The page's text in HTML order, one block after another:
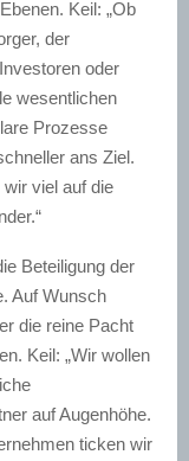
Keil: „Ob
der
oder
wesentlichen
Prozesse
ans Ziel.
viel auf die
Beteiligung der
Auf Wunsch
die reine Pacht
Keil: „Wir wollen
auf Augenhöhe.
ticken wir